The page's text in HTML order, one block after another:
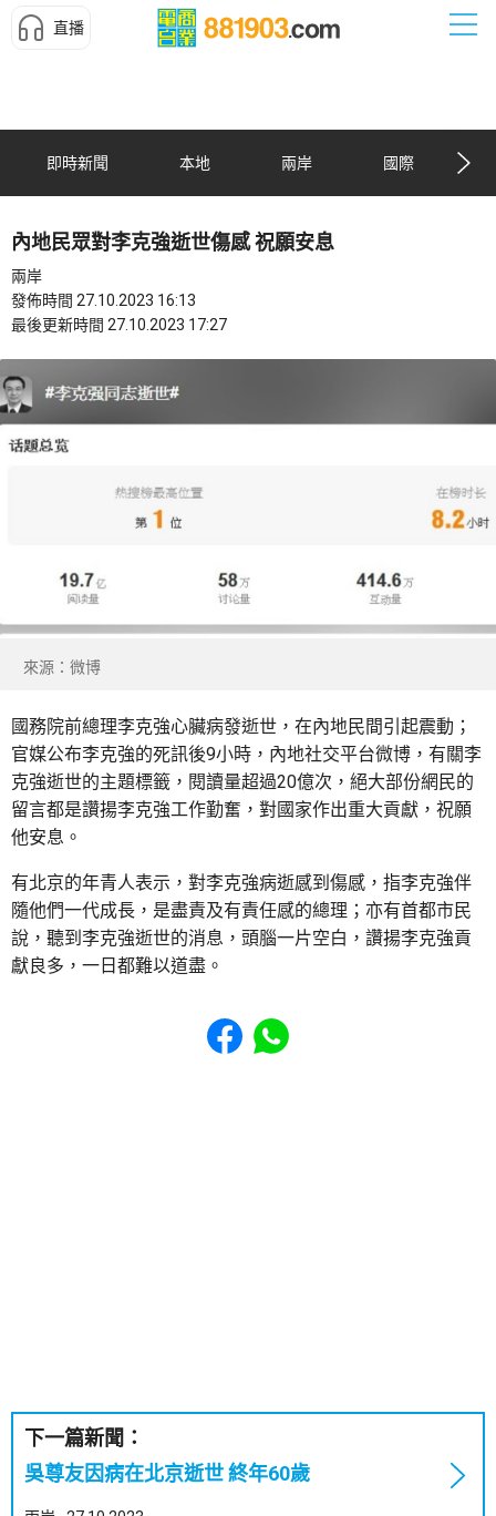
直播
即時新聞 本地 兩岸 國際
內地民眾對李克強逝世傷感 祝願安息
兩岸
發佈時間 27.10.2023 16:13
最後更新時間 27.10.2023 17:27
來源：微博
國務院前總理李克強心臟病發逝世，在內地民間引起震動；
官媒公布李克強的死訊後9小時，內地社交平台微博，有關李
克強逝世的主題標籤，閱讀量超過20億次，絕大部份網民的
留言都是讚揚李克強工作勤奮，對國家作出重大貢獻，祝願
他安息。
有北京的年青人表示，對李克強病逝感到傷感，指李克強伴
隨他們一代成長，是盡責及有責任感的總理；亦有首都市民
說，聽到李克強逝世的消息，頭腦一片空白，讚揚李克強貢
獻良多，一日都難以道盡。
Share to Facebook
Share to WhatsApp
下一篇新聞：
吳尊友因病在北京逝世 終年60歲